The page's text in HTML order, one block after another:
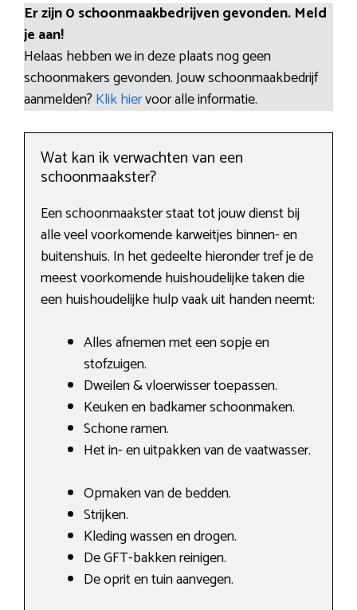
Er zijn 0 schoonmaakbedrijven gevonden. Meld
je aan!
Helaas hebben we in deze plaats nog geen
schoonmakers gevonden. Jouw schoonmaakbedrijf
aanmelden? Klik hiervoor alle informatie.
Wat kan ik verwachten van een
schoonmaakster?
Een schoonmaakster staat tot jouw dienst bij
alle veel voorkomende karweitjes binnen- en
buitenshuis. In het gedeelte hieronder tref je de
meest voorkomende huishoudelijke taken die
een huishoudelijke hulp vaak uit handen neemt:
Alles afnemen met een sopje en
stofzuigen.
Dweilen & vloerwisser toepassen.
Keuken en badkamer schoonmaken.
Schone ramen.
Het in- en uitpakken van de vaatwasser.
Opmaken van de bedden.
Strijken.
Kleding wassen en drogen.
De GFT-bakken reinigen.
De oprit en tuin aanvegen.